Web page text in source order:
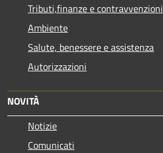
Tributi,finanze e contravvenzioni
Ambiente
Salute, benessere e assistenza
Autorizzazioni
NOVITÀ
Notizie
Comunicati